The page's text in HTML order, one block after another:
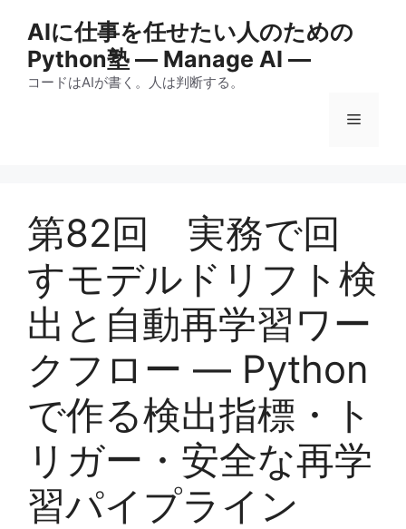
AIに仕事を任せたい人のための
Python塾 ― Manage AI ―
コードはAIが書く。人は判断する。
メ
ー
第82回 実務で回
すモデルドリフト検
出と自動再学習ワー
クフロー — Python
で作る検出指標・ト
リガー・安全な再学
習パイプライン